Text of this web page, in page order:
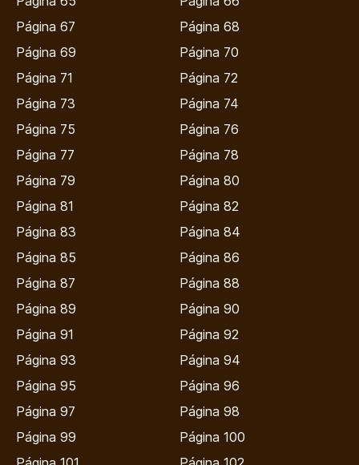
Página 67
Página 68
Página 69
Página 70
Página 71
Página 72
Página 73
Página 74
Página 75
Página 76
Página 77
Página 78
Página 79
Página 80
Página 81
Página 82
Página 83
Página 84
Página 85
Página 86
Página 87
Página 88
Página 89
Página 90
Página 91
Página 92
Página 93
Página 94
Página 95
Página 96
Página 97
Página 98
Página 99
Página 100